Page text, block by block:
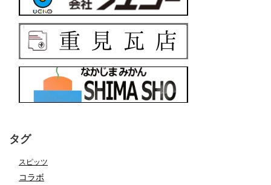
タグ
スピッツ
コラボ